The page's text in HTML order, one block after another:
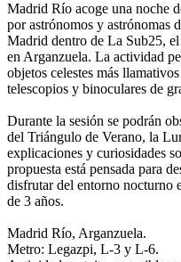
Madrid Río acoge una noche
por astrónomos y astrónomas
Madrid dentro de La Sub25,
en Arganzuela. La actividad
objetos celestes más
telescopios y binoculares de
Durante la sesión se podrán
del Triángulo de Verano, la
explicaciones y curiosidades
propuesta está pensada para
disfrutar del entorno nocturno
de 3 años.
Madrid Río, Arganzuela.
Metro: Legazpi, L-3 y L-6.